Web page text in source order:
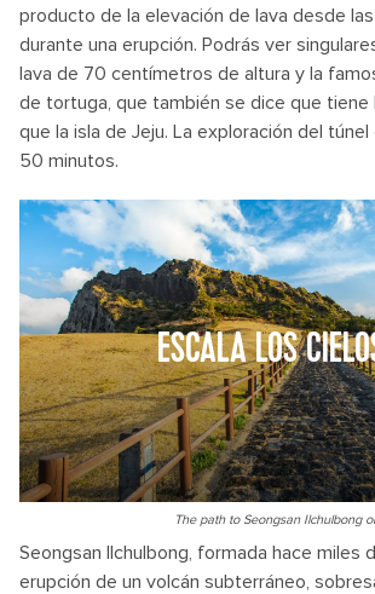
producto de la elevación de lava desde
durante una erupción. Podrás ver
lava de 70 centímetros de altura y la
de tortuga, que también se dice que tiene
que la isla de Jeju. La exploración del
50 minutos.
ESCALA LOS
The path to Seongsan Ilchulbong
Seongsan Ilchulbong, formada hace miles
erupción de un volcán subterráneo,